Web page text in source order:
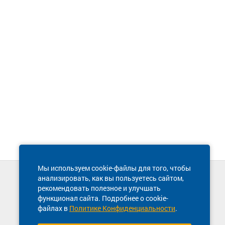
Мы используем cookie-файлы для того, чтобы
анализировать, как вы пользуетесь сайтом,
рекомендовать полезное и улучшать
функционал сайта. Подробнее о cookie-
файлах в Политике Конфиденциальности.
Техническая поддержка сайта
8 800 600-03-38